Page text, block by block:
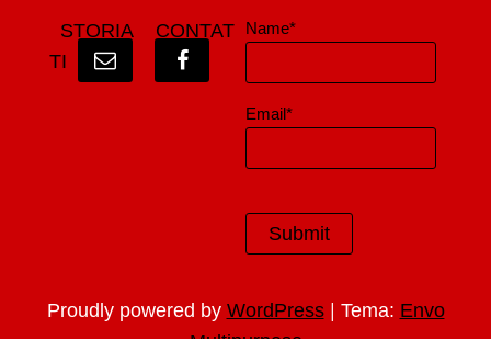
STORIA
CONTAT
TI
Name*
Email*
Proudly powered by WordPress | Tema: Envo